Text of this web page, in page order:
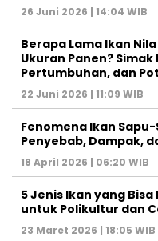
26 Juni 2026 | 14:04 WIB
Berapa Lama Ikan
Ukuran Panen?
Pertumbuhan, dan
22 Juni 2026 | 11:09 WIB
Fenomena Ikan
Penyebab, Dampak,
18 April 2026 | 06:20 WIB
5 Jenis Ikan yang
untuk Polikultur dan
23 Maret 2026 | 18:05 WIB